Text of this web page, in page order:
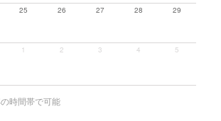
25 26 27 28 29
1 2 3 4 5
時間帯で可能